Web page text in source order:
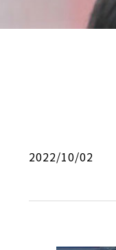
2022/10/02